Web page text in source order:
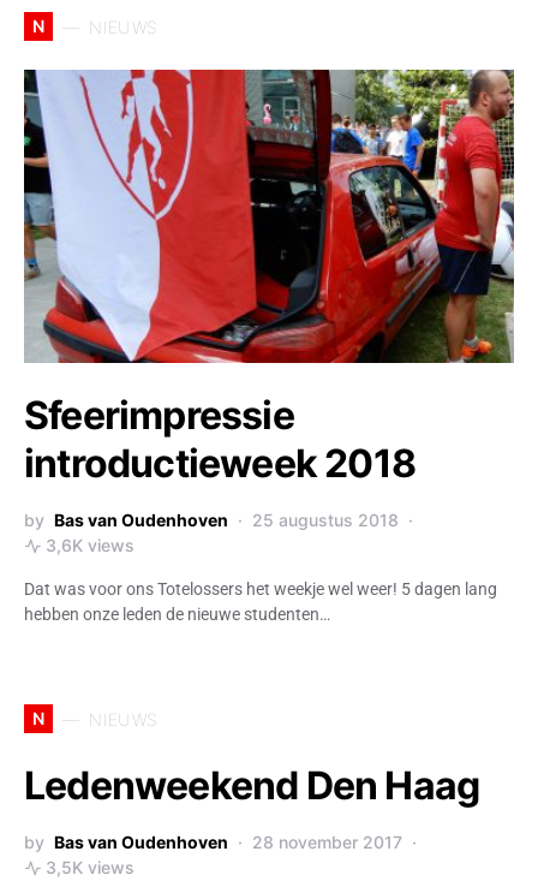
N NIEUWS
Sfeerimpressie
introductieweek 2018
by Bas van Oudenhoven
25 augustus 2018
3,6K views
Dat was voor ons Totelossers het weekje wel weer! 5 dagen lang
hebben onze leden de nieuwe studenten…
N NIEUWS
Ledenweekend Den Haag
by Bas van Oudenhoven
28 november 2017
3,5K views